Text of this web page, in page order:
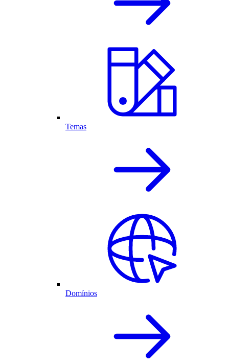
Temas
Domínios